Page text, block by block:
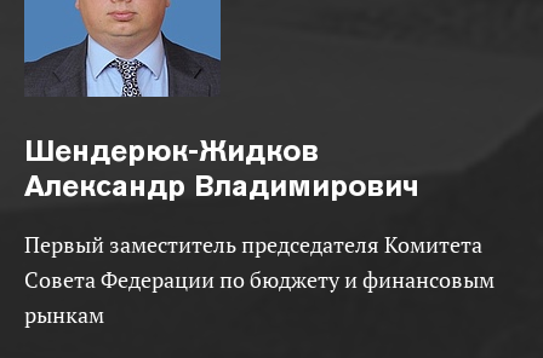
Шендерюк-Жидков
Александр Владимирович
Первый заместитель председателя Комитета
Совета Федерации по бюджету и финансовым
рынкам